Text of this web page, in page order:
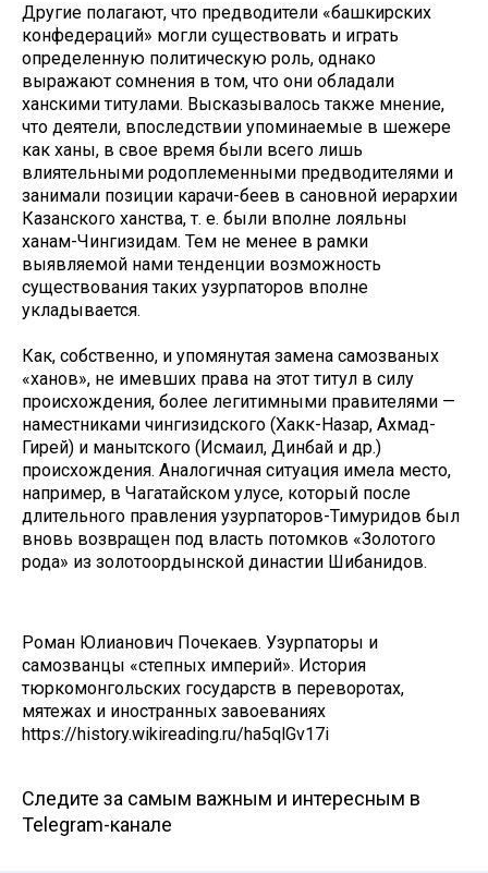
Другие полагают, что предводители «башкирских
конфедераций» могли существовать и играть
определенную политическую роль, однако
выражают сомнения в том, что они обладали
ханскими титулами. Высказывалось также мнение,
что деятели, впоследствии упоминаемые в шежере
как ханы, в свое время были всего лишь
влиятельными родоплеменными предводителями и
занимали позиции карачи-беев в сановной иерархии
Казанского ханства, т. е. были вполне лояльны
ханам-Чингизидам. Тем не менее в рамки
выявляемой нами тенденции возможность
существования таких узурпаторов вполне
укладывается.
Как, собственно, и упомянутая замена самозваных
«ханов», не имевших права на этот титул в силу
происхождения, более легитимными правителями —
наместниками чингизидского (Хакк-Назар, Ахмад-
Гирей) и манытского (Исмаил, Динбай и др.)
происхождения. Аналогичная ситуация имела место,
например, в Чагатайском улусе, который после
длительного правления узурпаторов-Тимуридов был
вновь возвращен под власть потомков «Золотого
рода» из золотоордынской династии Шибанидов.
Роман Юлианович Почекаев. Узурпаторы и
самозванцы «степных империй». История
тюркомонгольских государств в переворотах,
мятежах и иностранных завоеваниях
https://history.wikireading.ru/ha5qlGv17i
Следите за самым важным и интересным в
Telegram-канале